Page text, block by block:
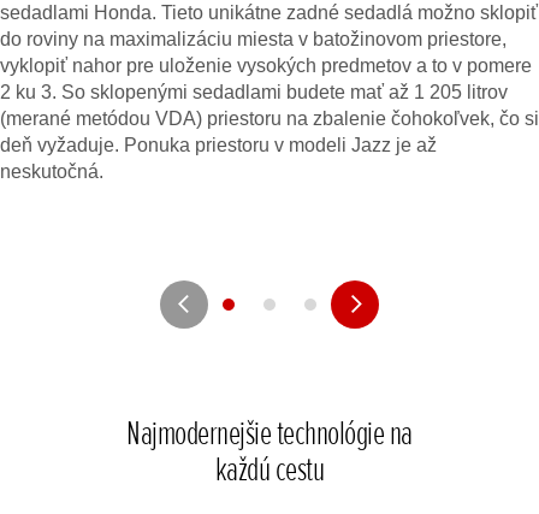
sedadlami Honda. Tieto unikátne zadné sedadlá možno sklopiť
do roviny na maximalizáciu miesta v batožinovom priestore,
vyklopiť nahor pre uloženie vysokých predmetov a to v pomere
2 ku 3. So sklopenými sedadlami budete mať až 1 205 litrov
(merané metódou VDA) priestoru na zbalenie čohokoľvek, čo si
deň vyžaduje. Ponuka priestoru v modeli Jazz je až
neskutočná.
Najmodernejšie technológie na
každú cestu